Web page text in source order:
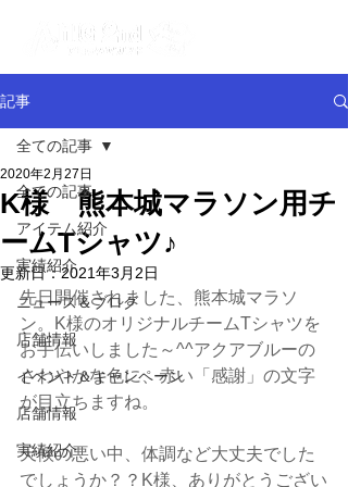
記事
全ての記事
アイテム紹介
実績紹介
ニュース＆ブログ
店舗情報
イベント＆キャンペーン
店舗情報
実績紹介
全ての記事
K様 熊本城マラソン用チ
ームTシャツ♪
2020年2月27日
更新日：2021年3月2日
先日開催されました、熊本城マラソ
ン。K様のオリジナルチームTシャツを
お手伝いしました～^^アクアブルーの
さわやかな色に、赤い「感謝」の文字
が目立ちますね。
天候の悪い中、体調など大丈夫でした
でしょうか？？K様、ありがとうござい